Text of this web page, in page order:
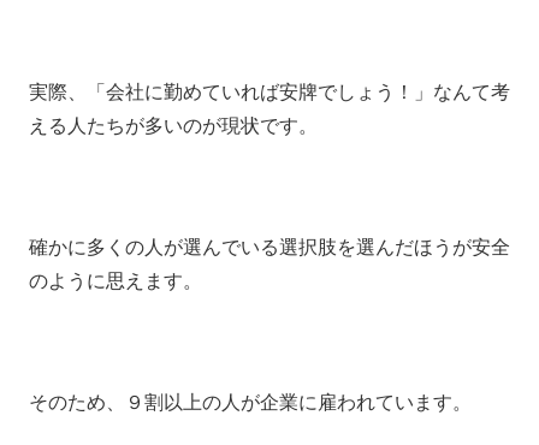
実際、「会社に勤めていれば安牌でしょう！」なんて考
える人たちが多いのが現状です。
確かに多くの人が選んでいる選択肢を選んだほうが安全
のように思えます。
そのため、９割以上の人が企業に雇われています。